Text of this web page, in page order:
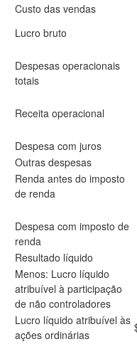
Custo das vendas
Lucro bruto
Despesas operacionais
totais
Receita operacional
Despesa com juros
Outras despesas
Renda antes do imposto
de renda
Despesa com imposto de
renda
Resultado líquido
Menos: Lucro líquido
atribuível à participação
de não controladores
Lucro líquido atribuível às
ações ordinárias